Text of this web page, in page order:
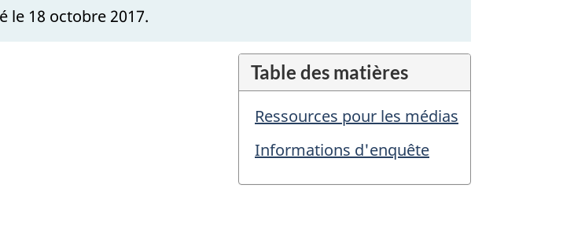
le 18 octobre 2017.
Table des matières
Ressources pour les médias
Informations d'enquête